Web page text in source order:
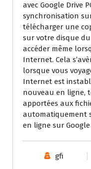
avec Google Drive
synchronisation
télécharger une
sur votre disque
accéder même
Internet. Cela
lorsque vous
Internet est
nouveau en ligne,
apportées aux
automatiquement
en ligne sur Google
gfi